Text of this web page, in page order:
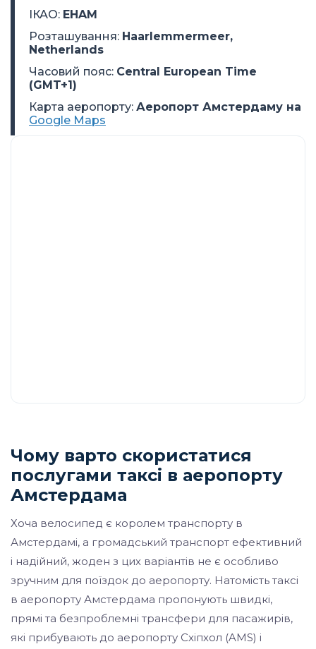
Чому варто скористатися
послугами таксі в аеропорту
Амстердама
Хоча велосипед є королем транспорту в
Амстердамі, а громадський транспорт ефективний
і надійний, жоден з цих варіантів не є особливо
зручним для поїздок до аеропорту. Натомість таксі
в аеропорту Амстердама пропонують швидкі,
прямі та безпроблемні трансфери для пасажирів,
які прибувають до аеропорту Схіпхол (AMS) і
ІКАО: EHAM
Розташування: Haarlemmermeer,
Netherlands
Часовий пояс: Central European Time
(GMT+1)
Карта аеропорту: Аеропорт Амстердаму на
Google Maps